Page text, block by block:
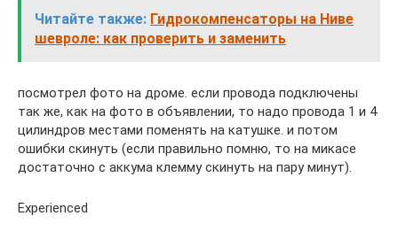
Читайте также: Гидрокомпенсаторы на Ниве
шевроле: как проверить и заменить
посмотрел фото на дроме. если провода подключены
так же, как на фото в объявлении, то надо провода 1 и 4
цилиндров местами поменять на катушке. и потом
ошибки скинуть (если правильно помню, то на микасе
достаточно с аккума клемму скинуть на пару минут).
Experienced